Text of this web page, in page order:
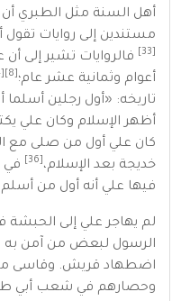
أهل السنة مثل الطبري أن
مستندين إلى روايات تقول
فالروايات تشير إلى
أعوام وثمانية عشر عام؛
تاريخه: «أول رجلين أسلما
أظهر الإسلام وكان علي
كان علي أول من صلى مع
خديجة بعد الإسلام،
في
فيها علي أنه أول من أسلم.
لم يهاجر علي إلى الحبشة
الرسول لبعض من آمن به
اضطهاد قريش. وقاسى
وحصارهم في شعب أبي